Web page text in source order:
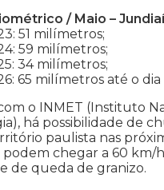
/ Maio –
51 milímetros;
59 milímetros;
34 milímetros;
65 milímetros até o dia
o INMET (Instituto
há possibilidade de
paulista nas
chegar a 60 km/
de queda de granizo.